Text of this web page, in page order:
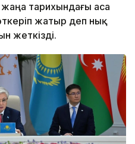
тарихындағы аса
жатыр деп нық
жеткізді.